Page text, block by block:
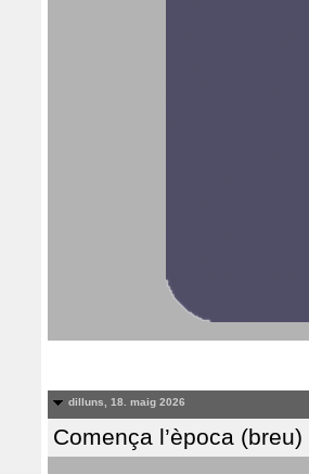
dilluns, 18. maig 2026
Comença l’època